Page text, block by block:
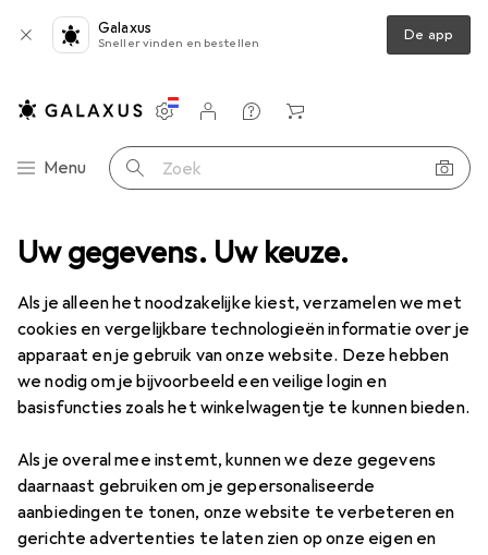
Uw gegevens. Uw keuze.
Als je alleen het noodzakelijke kiest, verzamelen we met
cookies en vergelijkbare technologieën informatie over je
apparaat en je gebruik van onze website. Deze hebben
we nodig om je bijvoorbeeld een veilige login en
basisfuncties zoals het winkelwagentje te kunnen bieden.
Als je overal mee instemt, kunnen we deze gegevens
daarnaast gebruiken om je gepersonaliseerde
aanbiedingen te tonen, onze website te verbeteren en
gerichte advertenties te laten zien op onze eigen en
Galaxus
Sneller vinden en bestellen De app
Categorie navigatie
Menu Zoek op
Instellingen
Klantenaccount
Produktvergelijking
Verlanglijstje
Winkelmandje
Meetinstrument Meter Jbo Schroefdraadpluggenmeter
1 Afbeelding
JboSchroefdraadpluggenmeter
Prijs in EUR inclusief BTW
EUR
96,90
Waarderingscijfers Merk
Meer van Jbo